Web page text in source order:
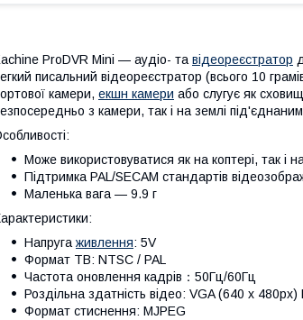
ProDVR Mini — аудіо- та відеореєстратор
писальний відеореєстратор (всього 10
камери, екшн камери або слугує як
з камери, так і на землі
Може використовуватися як на коптері, так і
Підтримка PAL/SECAM стандартів
Маленька вага — 9.9 г
Напруга живлення: 5V
Формат ТВ: NTSC / PAL
Частота оновлення кадрів：50Гц/60Гц
Роздільна здатність відео: VGA (640 х
Формат стиснення: MJPEG